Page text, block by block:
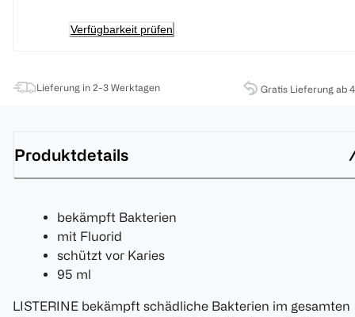
Verfügbarkeit prüfen
Lieferung in 2-3 Werktagen Gratis Lieferung ab
Produktdetails
bekämpft Bakterien
mit Fluorid
schützt vor Karies
95 ml
LISTERINE bekämpft schädliche Bakterien im gesamten